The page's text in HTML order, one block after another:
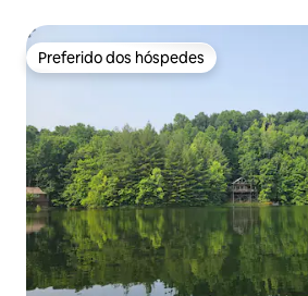
Preferido dos hóspedes
Preferido dos hóspedes